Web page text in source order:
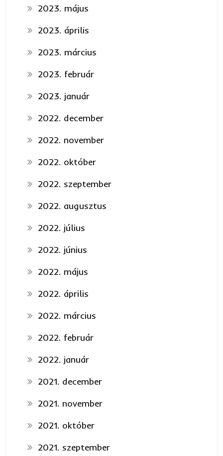
2023. május
2023. április
2023. március
2023. február
2023. január
2022. december
2022. november
2022. október
2022. szeptember
2022. augusztus
2022. július
2022. június
2022. május
2022. április
2022. március
2022. február
2022. január
2021. december
2021. november
2021. október
2021. szeptember